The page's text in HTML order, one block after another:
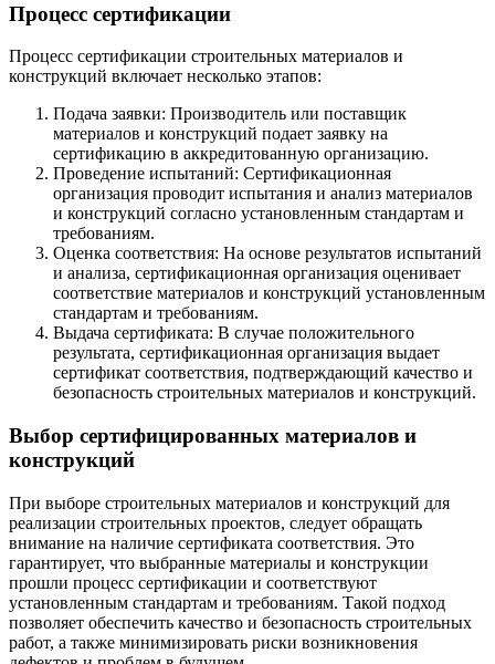
Процесс сертификации
Процесс сертификации строительных материалов и
конструкций включает несколько этапов:
Подача заявки: Производитель или поставщик
материалов и конструкций подает заявку на
сертификацию в аккредитованную организацию.
Проведение испытаний: Сертификационная
организация проводит испытания и анализ материалов
и конструкций согласно установленным стандартам и
требованиям.
Оценка соответствия: На основе результатов испытаний
и анализа, сертификационная организация оценивает
соответствие материалов и конструкций установленным
стандартам и требованиям.
Выдача сертификата: В случае положительного
результата, сертификационная организация выдает
сертификат соответствия, подтверждающий качество и
безопасность строительных материалов и конструкций.
Выбор сертифицированных материалов и
конструкций
При выборе строительных материалов и конструкций для
реализации строительных проектов, следует обращать
внимание на наличие сертификата соответствия. Это
гарантирует, что выбранные материалы и конструкции
прошли процесс сертификации и соответствуют
установленным стандартам и требованиям. Такой подход
позволяет обеспечить качество и безопасность строительных
работ, а также минимизировать риски возникновения